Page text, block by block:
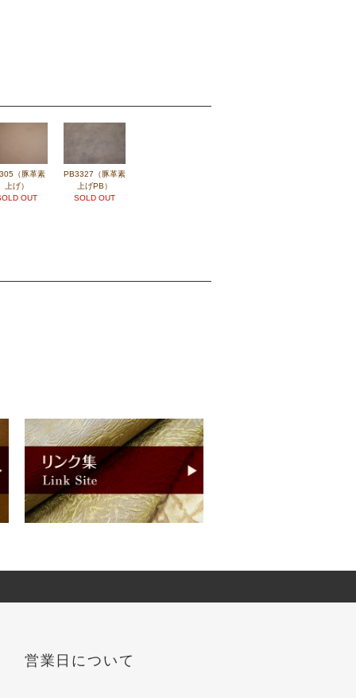
（豚革素
上げ）
OUT
PB3327（豚革素
上げPB）
SOLD OUT
営業日について